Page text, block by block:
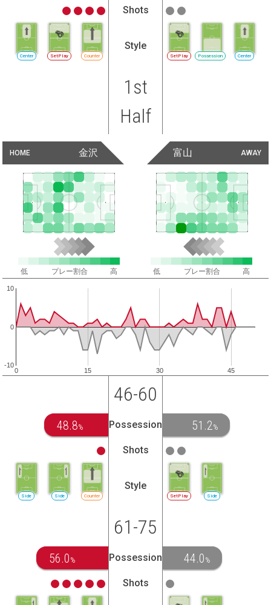
Shots
Counter
SetPlay
Center
Style
SetPlay Possession Center
1st
Half
HOME 金沢 AWAY
富山
低 プレー割合 高 低 プレー割合 高
0 15 30 45
-10
0
10
46-60
48.8% Possession 51.2%
Shots
Counter
Side
Side
Style
SetPlay Side
61-75
56.0 % Possession 44.0 %
Shots